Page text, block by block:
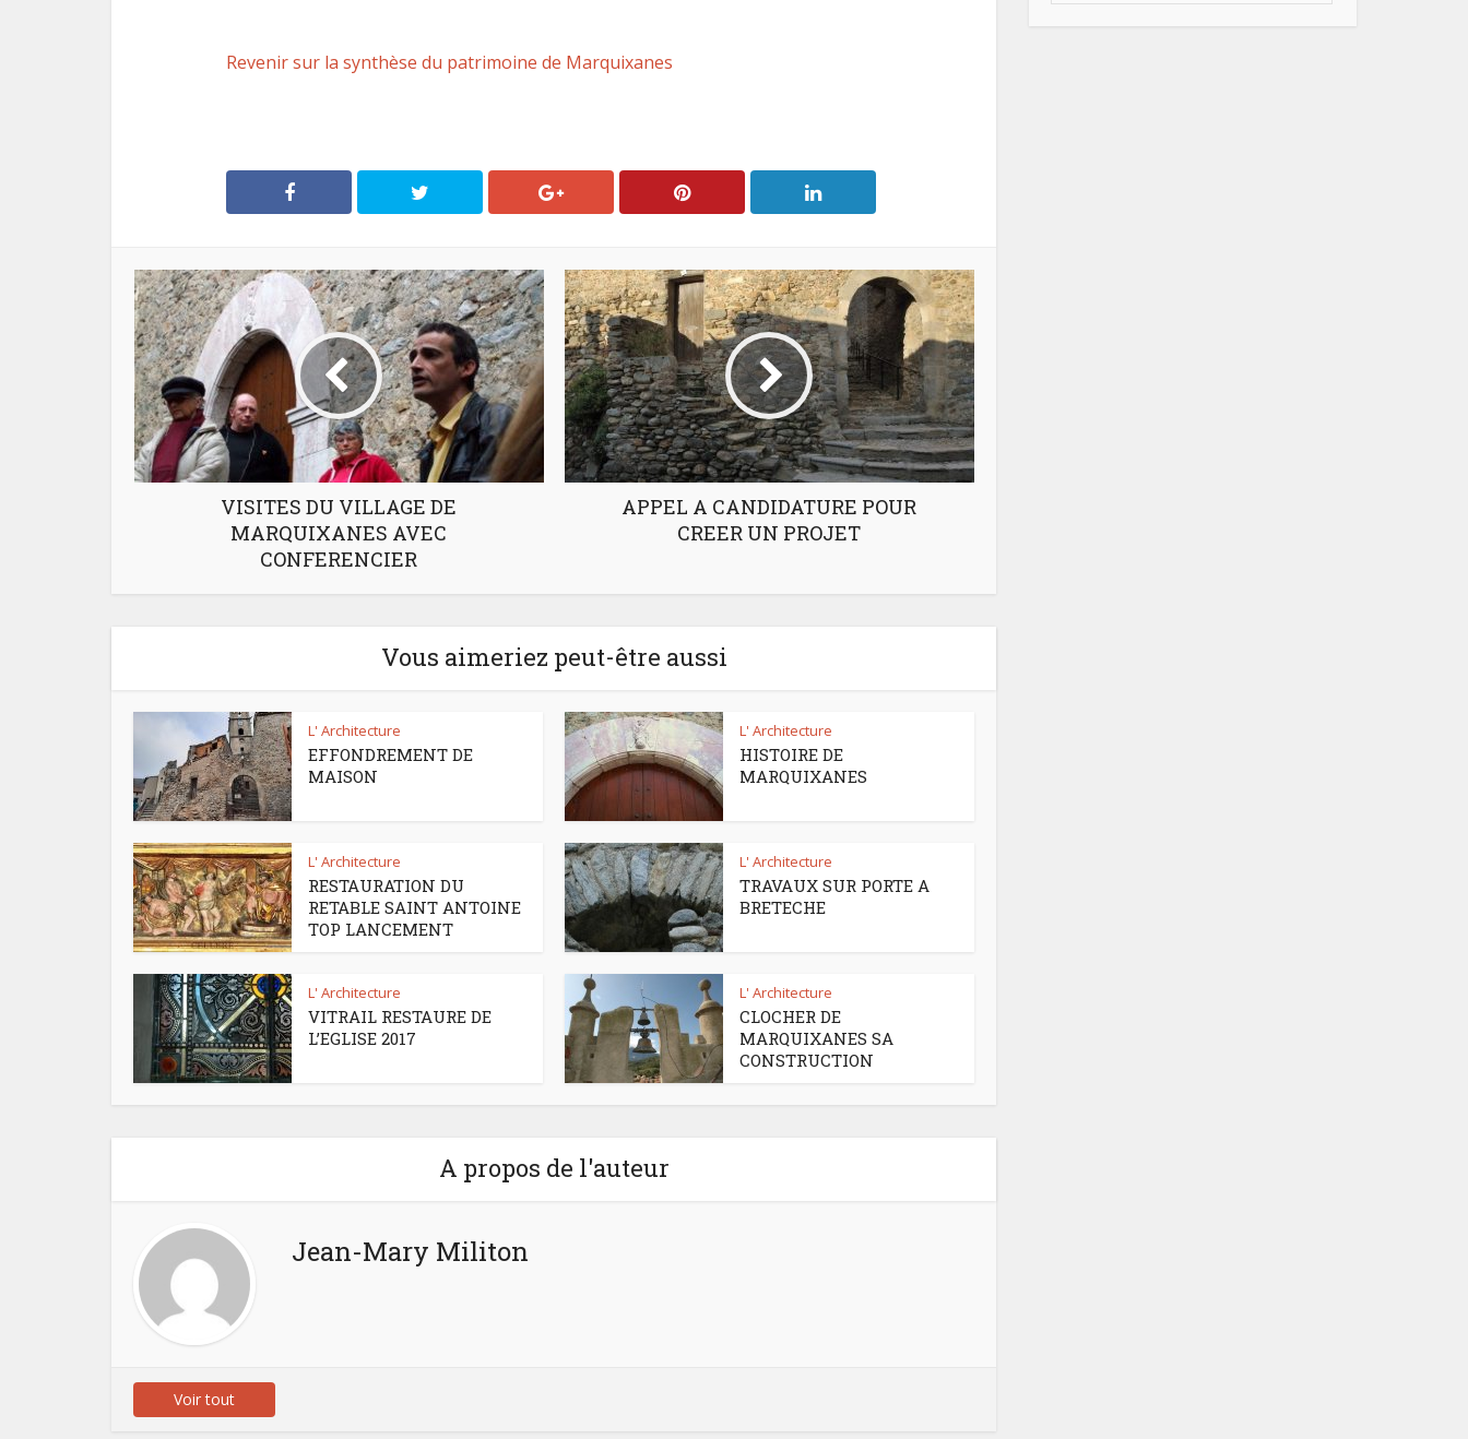
Revenir sur la synthèse du patrimoine de Marquixanes
VISITES DU VILLAGE DE
MARQUIXANES AVEC
CONFERENCIER
APPEL A CANDIDATURE POUR
CREER UN PROJET
Vous aimeriez peut-être aussi
L' Architecture
EFFONDREMENT DE
MAISON
L' Architecture
HISTOIRE DE
MARQUIXANES
L' Architecture
RESTAURATION DU
RETABLE SAINT ANTOINE
TOP LANCEMENT
L' Architecture
TRAVAUX SUR PORTE A
BRETECHE
L' Architecture
VITRAIL RESTAURE DE
L’EGLISE 2017
L' Architecture
CLOCHER DE
MARQUIXANES SA
CONSTRUCTION
A propos de l'auteur
Jean-Mary Militon
Voir tout